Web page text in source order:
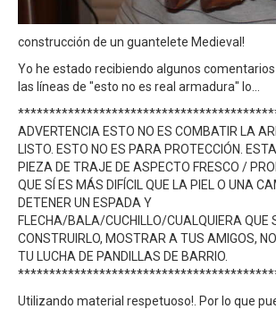
construcción de un guantelete Medieval!
Yo he estado recibiendo algunos
las líneas de "esto no es real armadura" lo...
ADVERTENCIA ESTO NO ES COMBATIR LA
LISTO. ESTO NO ES PARA PROTECCIÓN.
PIEZA DE TRAJE DE ASPECTO FRESCO /
QUE SÍ ES MÁS DIFÍCIL QUE LA PIEL O UNA
DETENER UN ESPADA Y
FLECHA/BALA/CUCHILLO/CUALQUIERA QUE
CONSTRUIRLO, MOSTRAR A TUS AMIGOS,
TU LUCHA DE PANDILLAS DE BARRIO.
Utilizando material respetuoso!. Por lo que